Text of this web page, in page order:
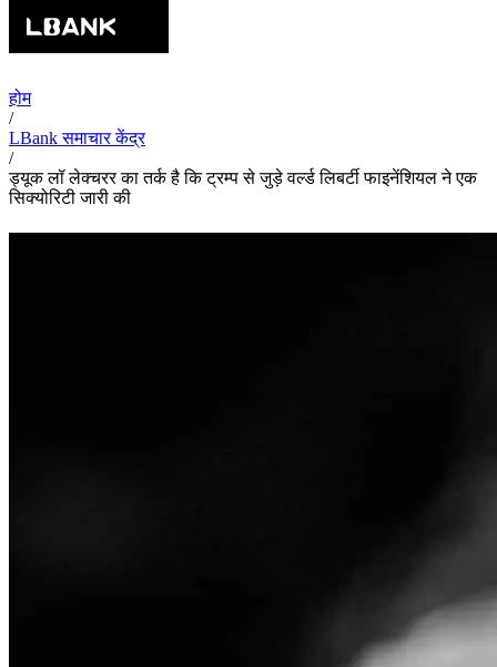
होम
/
LBank समाचार केंद्र
/
ड्यूक लॉ लेक्चरर का तर्क है कि ट्रम्प से जुड़े वर्ल्ड लिबर्टी फाइनेंशियल ने एक
सिक्योरिटी जारी की